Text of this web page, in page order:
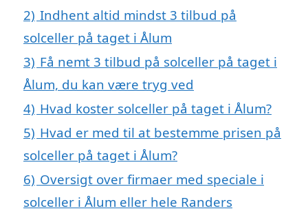
2) Indhent altid mindst 3 tilbud på
solceller på taget i Ålum
3) Få nemt 3 tilbud på solceller på taget i
Ålum, du kan være tryg ved
4) Hvad koster solceller på taget i Ålum?
5) Hvad er med til at bestemme prisen på
solceller på taget i Ålum?
6) Oversigt over firmaer med speciale i
solceller i Ålum eller hele Randers